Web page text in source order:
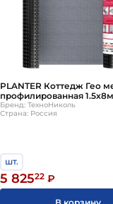
PLANTER Коттедж Гео
профилированная
Бренд: ТехноНиколь
Страна: Россия
шт.
5 82522 ₽